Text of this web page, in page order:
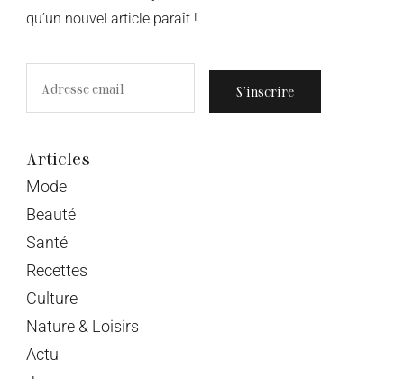
qu’un nouvel article paraît !
S’inscrire
Articles
Mode
Beauté
Santé
Recettes
Culture
Nature & Loisirs
Actu